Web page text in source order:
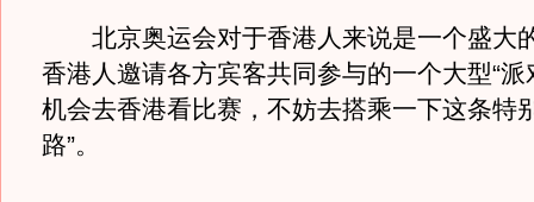
北京奥运会对于香港人来说是一个盛大
香港人邀请各方宾客共同参与的一个大型“派
机会去香港看比赛，不妨去搭乘一下这条特
路”。